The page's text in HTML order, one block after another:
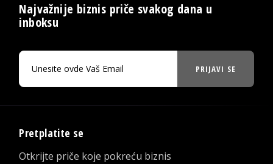
Najvažnije biznis priče svakog dana u
inboksu
PRIJAVI SE
Pretplatite se
Otkrijte priče koje pokreću biznis